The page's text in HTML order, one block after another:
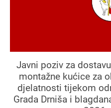
Javni poziv za
montažne kućice za
djelatnosti tijekom
Grada Drniša i